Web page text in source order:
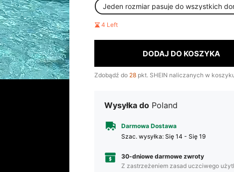
Jeden rozmiar pasuje do wszystkich
4 Left
DODAJ DO KOSZYKA
Zdobądź do 28 pkt. SHEIN naliczanych w
Wysyłka do Poland
Darmowa Dostawa
Szac. wysyłka: Się 14 - Się 19
30-dniowe darmowe zwroty
Z zastrzeżeniem zasad uczciwego